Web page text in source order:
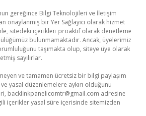
gereğince Bilgi Teknolojileri ve İletişim
onaylanmış bir Yer Sağlayıcı olarak hizmet
sitedeki içerikleri proaktif olarak denetleme
bulunmamaktadır. Ancak, üyelerimiz
taşımakta olup, siteye üye olarak
sayılırlar.
ve tamamen ücretsiz bir bilgi paylaşım
yasal düzenlemelere aykırı olduğunu
backlinkpanelicomtr@gmail.com adresine
içerikler yasal süre içerisinde sitemizden